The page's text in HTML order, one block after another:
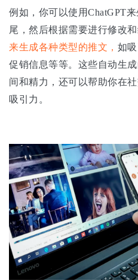
例如，你可以使用ChatGPT
尾，然后根据需要进行修改和
来生成各种类型的推文， 如
促销信息等等。这些自动生
间和精力，还可以帮助你在
吸引力。